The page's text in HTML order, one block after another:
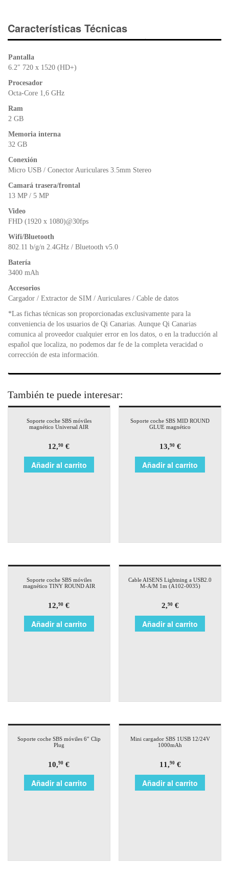
e
b
o
k
er s
A
ri
e
Características Técnicas
Pantalla
6.2″ 720 x 1520 (HD+)
Procesador
Octa-Core 1,6 GHz
Ram
2 GB
Memoria interna
32 GB
Conexión
Micro USB / Conector Auriculares 3.5mm Stereo
Camará trasera/frontal
13 MP / 5 MP
Video
FHD (1920 x 1080)@30fps
Wifi/Bluetooth
802.11 b/g/n 2.4GHz / Bluetooth v5.0
Batería
3400 mAh
Accesorios
Cargador / Extractor de SIM / Auriculares / Cable de datos
*Las fichas técnicas son proporcionadas exclusivamente para la
conveniencia de los usuarios de Qi Canarias. Aunque Qi Canarias
comunica al proveedor cualquier error en los datos, o en la traducción al
español que localiza, no podemos dar fe de la completa veracidad o
corrección de esta información.
También te puede interesar:
Soporte coche SBS móviles
magnético Universal AIR
12,90 €
Añadir al carrito
Soporte coche SBS MID ROUND
GLUE magnético
13,90€
Añadir al carrito
Soporte coche SBS móviles
magnético TINY ROUND AIR
12,90 €
Añadir al carrito
Cable AISENS Lightning a USB2.0
M-A/M 1m (A102-0035)
2,90€
Añadir al carrito
Soporte coche SBS móviles 6″ Clip
Plug
10,90 €
Añadir al carrito
Mini cargador SBS 1USB 12/24V
1000mAh
11,90€
Añadir al carrito